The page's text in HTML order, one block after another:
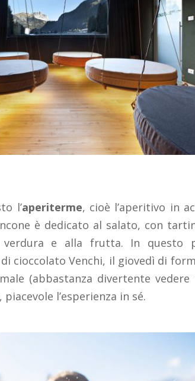
l’aperiterme, cioè l’aperitivo in
è dedicato al salato, con
e alla frutta. In questo
cioccolato Venchi, il giovedì di
(abbastanza divertente
l’esperienza in sé.